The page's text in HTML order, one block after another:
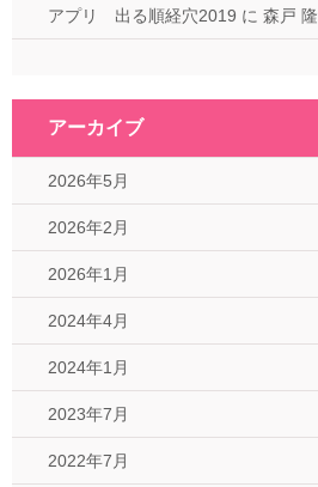
アプリ 出る順経穴2019 に 森戸 隆
アーカイブ
2026年5月
2026年2月
2026年1月
2024年4月
2024年1月
2023年7月
2022年7月